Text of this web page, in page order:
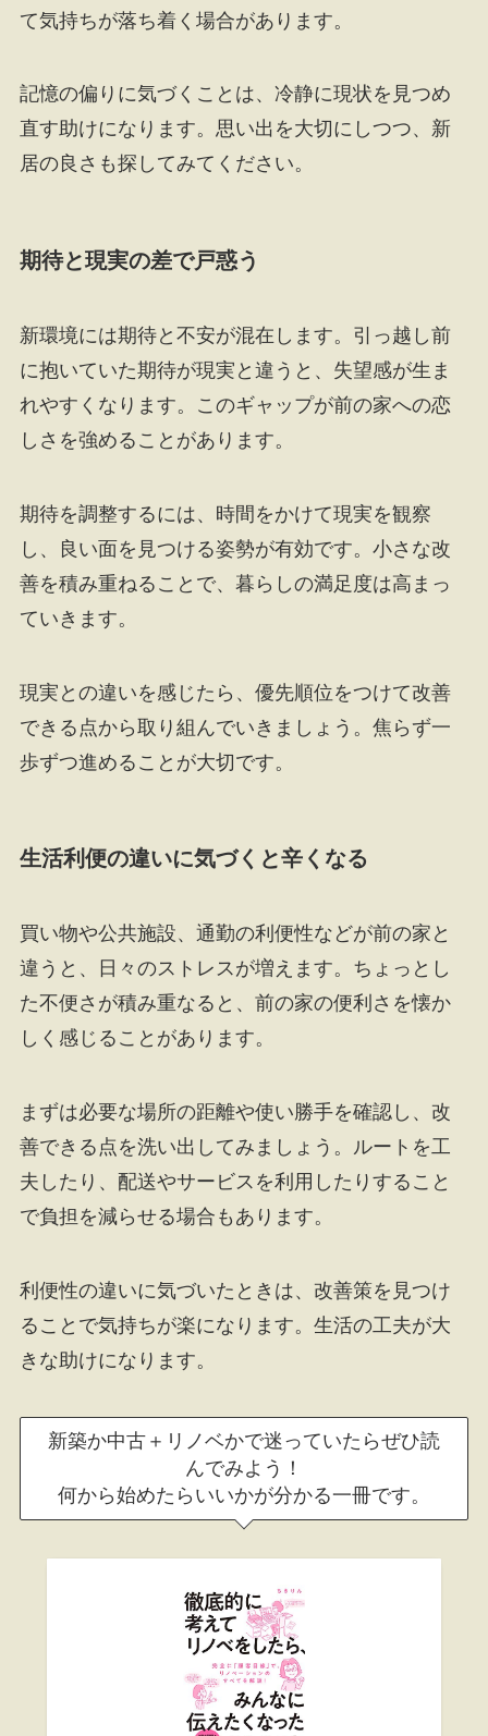
て気持ちが落ち着く場合があります。
記憶の偏りに気づくことは、冷静に現状を見つめ
直す助けになります。思い出を大切にしつつ、新
居の良さも探してみてください。
期待と現実の差で戸惑う
新環境には期待と不安が混在します。引っ越し前
に抱いていた期待が現実と違うと、失望感が生ま
れやすくなります。このギャップが前の家への恋
しさを強めることがあります。
期待を調整するには、時間をかけて現実を観察
し、良い面を見つける姿勢が有効です。小さな改
善を積み重ねることで、暮らしの満足度は高まっ
ていきます。
現実との違いを感じたら、優先順位をつけて改善
できる点から取り組んでいきましょう。焦らず一
歩ずつ進めることが大切です。
生活利便の違いに気づくと辛くなる
買い物や公共施設、通勤の利便性などが前の家と
違うと、日々のストレスが増えます。ちょっとし
た不便さが積み重なると、前の家の便利さを懐か
しく感じることがあります。
まずは必要な場所の距離や使い勝手を確認し、改
善できる点を洗い出してみましょう。ルートを工
夫したり、配送やサービスを利用したりすること
で負担を減らせる場合もあります。
利便性の違いに気づいたときは、改善策を見つけ
ることで気持ちが楽になります。生活の工夫が大
きな助けになります。
新築か中古＋リノベかで迷っていたらぜひ読
んでみよう！
何から始めたらいいかが分かる一冊です。